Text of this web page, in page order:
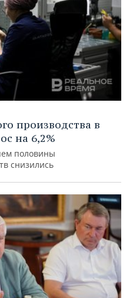
производства в
на 6,2%
половины
снизились